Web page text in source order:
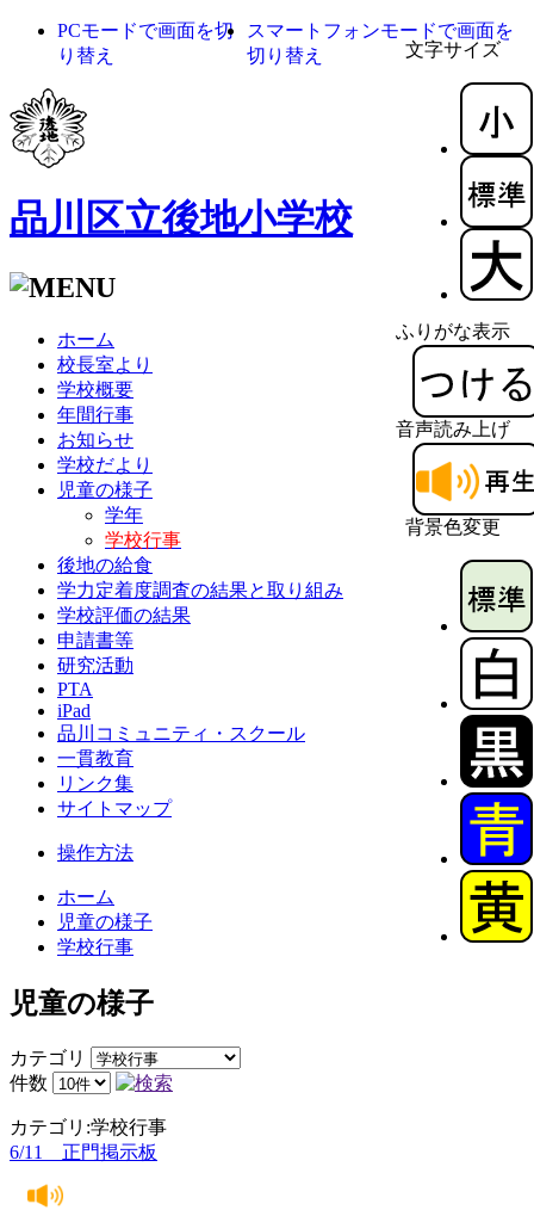
文字サイズ
ふりがな表示
音声読み上げ
背景色変更
PCモードで画面を切
り替え
スマートフォンモードで画面を
切り替え
品川区立後地小学校
ホーム
校長室より
学校概要
年間行事
お知らせ
学校だより
児童の様子
学年
学校行事
後地の給食
学力定着度調査の結果と取り組み
学校評価の結果
申請書等
研究活動
PTA
iPad
品川コミュニティ・スクール
一貫教育
リンク集
サイトマップ
操作方法
ホーム
児童の様子
学校行事
児童の様子
カテゴリ
件数
カテゴリ:学校行事
6/11 正門掲示板